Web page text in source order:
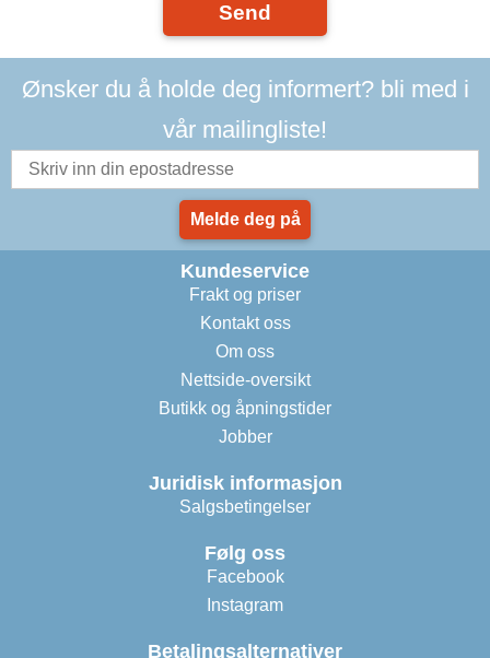
Send
Ønsker du å holde deg informert? bli med i
vår mailingliste!
Melde deg på
Kundeservice
Frakt og priser
Kontakt oss
Om oss
Nettside-oversikt
Butikk og åpningstider
Jobber
Juridisk informasjon
Salgsbetingelser
Følg oss
Facebook
Instagram
Betalingsalternativer